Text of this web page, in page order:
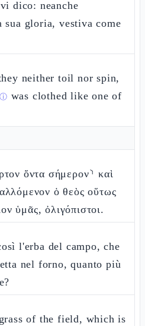
dico: neanche
sua gloria, vestiva come
neither toil nor spin,
ⓘ was clothed like one of
ὄντα σήμερον⸃ καὶ
ὁ θεὸς οὕτως
ὑμᾶς, ὀλιγόπιστοι.
l'erba del campo, che
nel forno, quanto più
of the field, which is